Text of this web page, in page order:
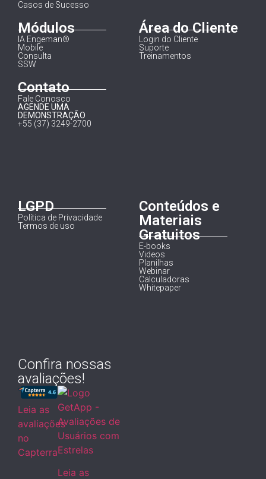
Casos de Sucesso
Módulos
IA Engeman®
Mobile
Consulta
SSW
Área do Cliente
Login do Cliente
Suporte
Treinamentos
Contato
Fale Conosco
AGENDE UMA
DEMONSTRAÇÃO
+55 (37) 3249-2700
LGPD
Política de Privacidade
Termos de uso
Conteúdos e
Materiais
Gratuitos
E-books
Videos
Planilhas
Webinar
Calculadoras
Whitepaper
Confira nossas
avaliações!
Leia as
avaliações
no
Capterra
Leia as